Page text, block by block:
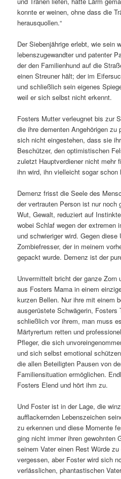
konnte er weinen, ohne dass die
herausquollen.“
Der Siebenjährige erlebt, wie sein
lebenszugewandter und patenter
der den Familienhund auf die
einen Streuner hält; der im
und schließlich sein eigenes
weil er sich selbst nicht erkennt.
Fosters Mutter verleugnet bis zur
die ihre dementen Angehörigen
sich nicht eingestehen, dass sie
Beschützer, den optimistischen
zuletzt Hauptverdiener nicht mehr
ihn wird, ihn vielleicht sogar schon
Demenz frisst die Seele des
der vertrauten Person ist nur noch
Wut, Gewalt, reduziert auf
wobei Schlaf wegen der extremen
und schwieriger wird. Gegen
Zombiefresser, der in meinem
gepackt wurde. Demenz ist der
Unvermittelt bricht der ganze Zorn
aus Fosters Mama in einem
kurzen Bellen. Nur ihre mit einem
ausgerüstete Schwägerin, Fosters
schließlich vor ihrem, man muss
Märtyrertum retten und
Pfleger, die sich
und sich selbst emotional
die allen Beteiligten Pausen von
Familiensituation ermöglichen.
Fosters Elend und hört ihm zu.
Und Foster ist in der Lage, die
aufflackernden Lebenszeichen
zu erkennen und diese Momente
ging nicht immer ihren gewohnten
seinem Vater einen Rest Würde
vergessen, aber Foster wird sich
verlässlichen, phantastischen